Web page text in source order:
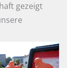
gezeigt